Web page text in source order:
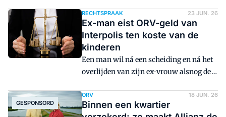
Overlijdensrisicoverzekering (ORV).
Andere risicodragers zijn onder meer
Swiss Re-dochter iptiQ en Quantum
Leben.
RECHTSPRAAK 23 JUN. 26
Ex-man eist ORV-geld van
Interpolis ten koste van de
kinderen
Een man wil ná een scheiding en ná het
overlijden van zijn ex-vrouw alsnog de
overlijdensrisicoverzekering claimen.
Hij stelt dat Interpolis en de Rabobank
GESPONSORD
ORV 18 JUN. 26
Binnen een kwartier